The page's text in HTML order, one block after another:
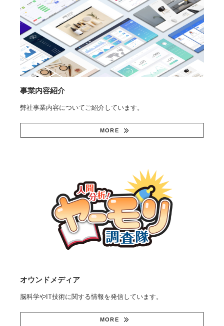
事業内容紹介
弊社事業内容についてご紹介しています。
MORE
オウンドメディア
脳科学やIT技術に関する情報を発信しています。
MORE